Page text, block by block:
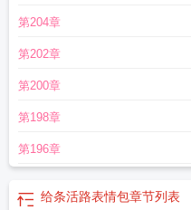
条活路吧by
条活路吧 小猫不爱叫剧透
求求你们
条活路吧攻是谁
求求你们给条活路
给条活路吧 百度
求求你们给条活路
是谁
第204章
第202章
第200章
第198章
第196章
给条活路表情包章节列表